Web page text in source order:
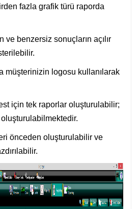
fazla grafik türü raporda
ve benzersiz sonuçların açılır
müşterinizin logosu kullanılarak
için tek raporlar oluşturulabilir;
önceden oluşturulabilir ve